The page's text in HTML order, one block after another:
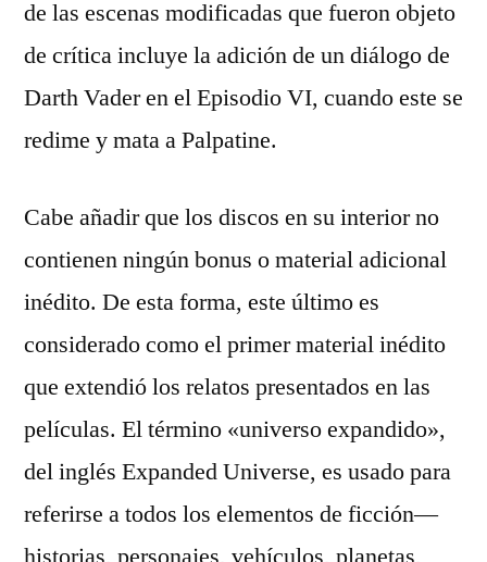
de las escenas modificadas que fueron objeto
de crítica incluye la adición de un diálogo de
Darth Vader en el Episodio VI, cuando este se
redime y mata a Palpatine.
Cabe añadir que los discos en su interior no
contienen ningún bonus o material adicional
inédito. De esta forma, este último es
considerado como el primer material inédito
que extendió los relatos presentados en las
películas. El término «universo expandido»,
del inglés Expanded Universe, es usado para
referirse a todos los elementos de ficción—